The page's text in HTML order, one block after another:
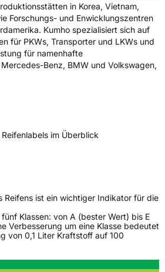
in Korea, Vietnam,
Forschungs- und Enwicklungszentren
Kumho spezialisiert sich auf
für PKWs, Transporter und LKWs und
für namenhafte
Benz, BMW und Volkswagen,
im Überblick
Reifens ist ein wichtiger Indikator für die
Klassen: von A (bester Wert) bis E
Verbesserung um eine Klasse bedeutet
von 0,1 Liter Kraftstoff auf 100